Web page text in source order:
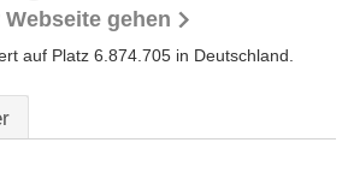
Webseite gehen
auf Platz 6.874.705 in Deutschland.